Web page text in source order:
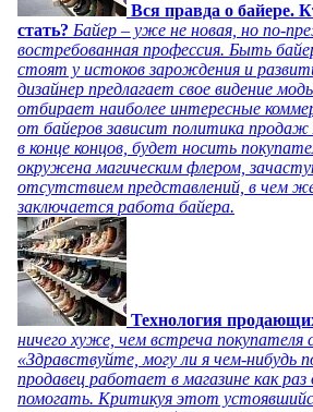
Вся правда о байере.
стать? Байер – уже не новая, но по-
востребованная профессия. Быть
стоят у истоков зарождения и
дизайнер предлагает свое видение
отбирает наиболее интересные
от байеров зависит политика продаж
в конце концов, будет носить
окружена магическим флером,
отсутствием представлений, в чем
заключается работа байера.
Технология
ничего хуже, чем встреча покупателя
«Здравствуйте, могу ли я чем-нибудь
продавец работает в магазине как
помогать. Критикуя этот